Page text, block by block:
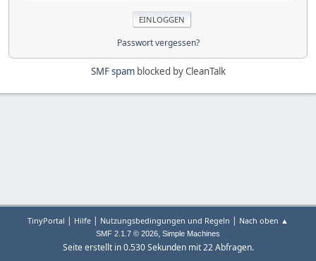
Passwort vergessen?
SMF spamblocked by CleanTalk
TinyPortal | Hilfe | Nutzungsbedingungen und Regeln | Nach oben ▲
SMF 2.1.7 © 2026, Simple Machines
Seite erstellt in 0.530 Sekunden mit 22 Abfragen.